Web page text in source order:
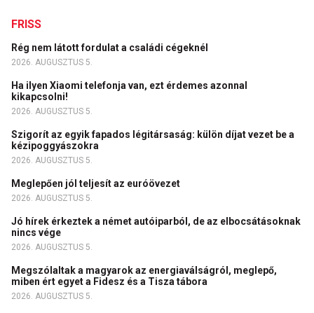
FRISS
Rég nem látott fordulat a családi cégeknél
2026. AUGUSZTUS 5.
Ha ilyen Xiaomi telefonja van, ezt érdemes azonnal
kikapcsolni!
2026. AUGUSZTUS 5.
Szigorít az egyik fapados légitársaság: külön díjat vezet be a
kézipoggyászokra
2026. AUGUSZTUS 5.
Meglepően jól teljesít az euróövezet
2026. AUGUSZTUS 5.
Jó hírek érkeztek a német autóiparból, de az elbocsátásoknak
nincs vége
2026. AUGUSZTUS 5.
Megszólaltak a magyarok az energiaválságról, meglepő,
miben ért egyet a Fidesz és a Tisza tábora
2026. AUGUSZTUS 5.